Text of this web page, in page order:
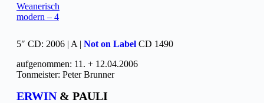
Weanerisch
modern – 4
5″ CD: 2006 | A | Not on Label CD 1490
aufgenommen: 11. + 12.04.2006
Tonmeister: Peter Brunner
ERWIN& PAULI